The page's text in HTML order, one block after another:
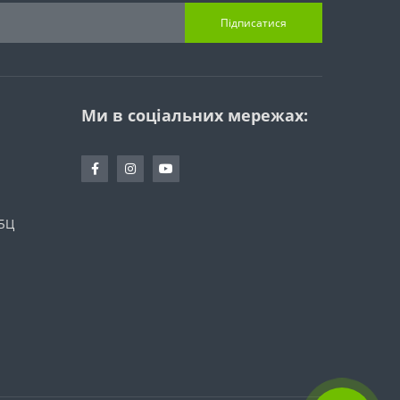
Підписатися
Ми в соціальних мережах: